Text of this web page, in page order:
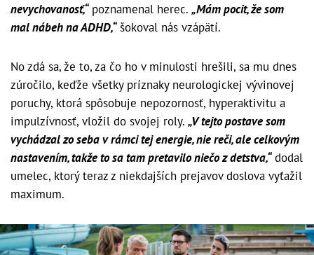
nevychovanosť,“poznamenal herec. „Mám pocit, že som
mal nábeh na ADHD,“šokoval nás vzápätí.
No zdá sa, že to, za čo ho v minulosti hrešili, sa mu dnes
zúročilo, keďže všetky príznaky neurologickej vývinovej
poruchy, ktorá spôsobuje nepozornosť, hyperaktivitu a
impulzívnosť, vložil do svojej roly. „V tejto postave som
vychádzal zo seba v rámci tej energie, nie reči, ale celkovým
nastavením, takže to sa tam pretavilo niečo z detstva,“dodal
umelec, ktorý teraz z niekdajších prejavov doslova vyťažil
maximum.